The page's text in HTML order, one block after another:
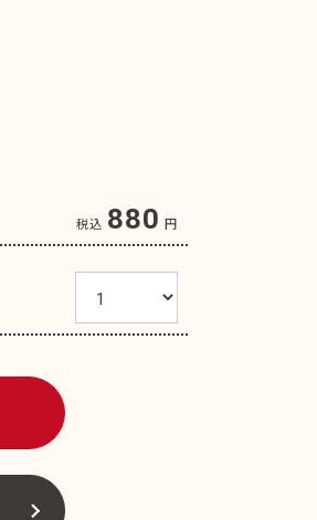
税込 880 円